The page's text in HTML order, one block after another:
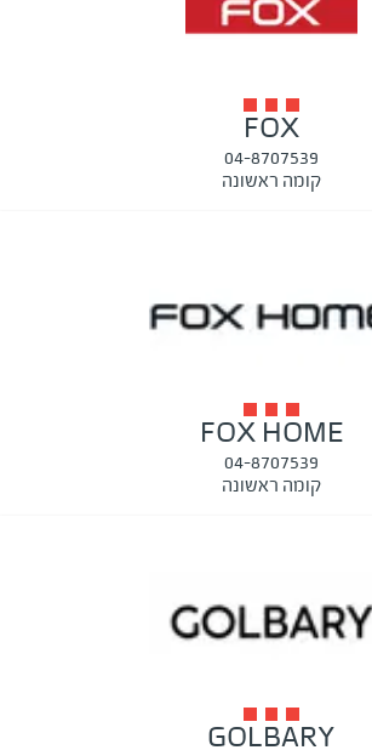
FOX
04-8707539
קומה ראשונה
FOX HOME
04-8707539
קומה ראשונה
GOLBARY